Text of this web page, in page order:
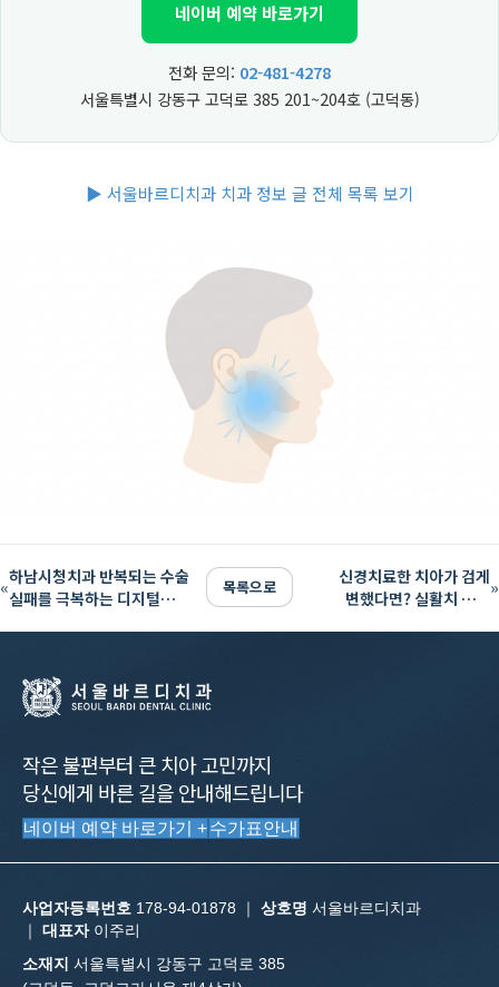
네이버 예약 바로가기
전화 문의: 02-481-4278
서울특별시 강동구 고덕로 385 201~204호 (고덕동)
▶ 서울바르디치과 치과 정보 글 전체 목록 보기
«하남시청치과 반복되는 수술
실패를 극복하는 디지털
목록으로
신경치료한 치아가 검게
변했다면? 실활치 변색 »
작은 불편부터 큰 치아 고민까지
당신에게 바른 길을 안내해드립니다
네이버 예약 바로가기 +수가표안내
사업자등록번호 178-94-01878 ｜ 상호명 서울바르디치과
｜ 대표자이주리
소재지 서울특별시 강동구 고덕로 385